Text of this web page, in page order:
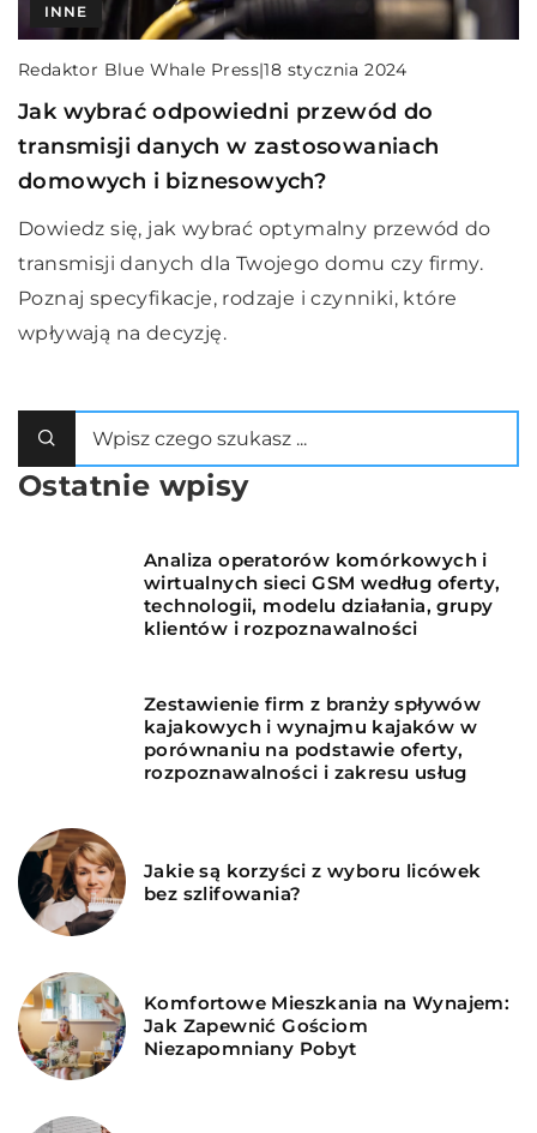
INNE
Redaktor Blue Whale Press|18 stycznia 2024
Jak wybrać odpowiedni przewód do
transmisji danych w zastosowaniach
domowych i biznesowych?
Dowiedz się, jak wybrać optymalny przewód do
transmisji danych dla Twojego domu czy firmy.
Poznaj specyfikacje, rodzaje i czynniki, które
wpływają na decyzję.
Ostatnie wpisy
Analiza operatorów komórkowych i
wirtualnych sieci GSM według oferty,
technologii, modelu działania, grupy
klientów i rozpoznawalności
Zestawienie firm z branży spływów
kajakowych i wynajmu kajaków w
porównaniu na podstawie oferty,
rozpoznawalności i zakresu usług
Jakie są korzyści z wyboru licówek
bez szlifowania?
Komfortowe Mieszkania na Wynajem:
Jak Zapewnić Gościom
Niezapomniany Pobyt